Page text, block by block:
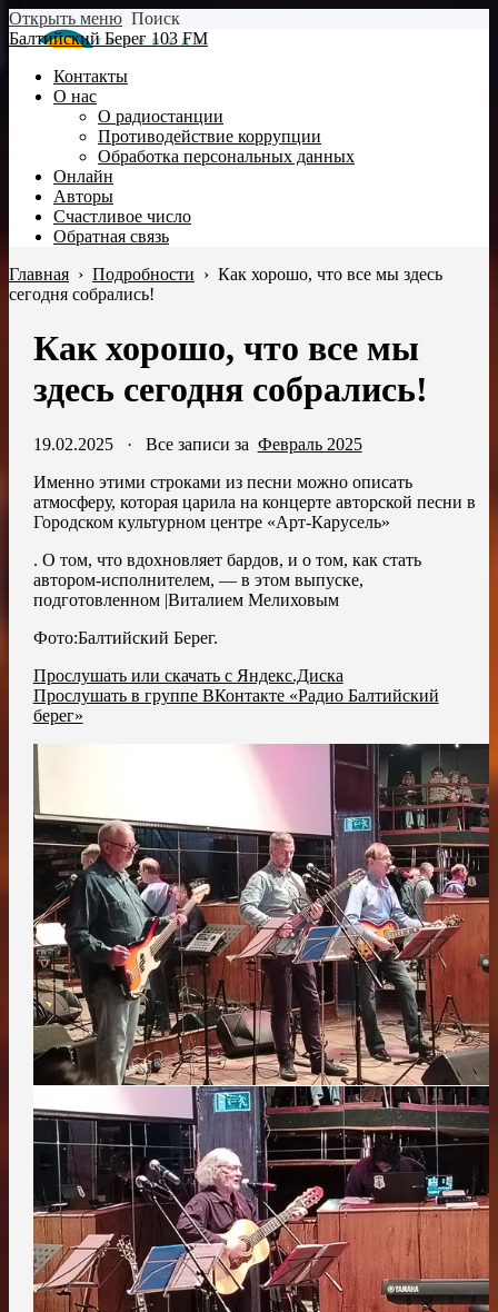
Открыть меню Поиск
Балтийский Берег 103 FM
Контакты
О нас
О радиостанции
Противодействие коррупции
Обработка персональных данных
Онлайн
Авторы
Счастливое число
Обратная связь
Главная › Подробности › Как хорошо, что все мы здесь
сегодня собрались!
Как хорошо, что все мы
здесь сегодня собрались!
19.02.2025· Все записи за Февраль 2025
Именно этими строками из песни можно описать
атмосферу, которая царила на концерте авторской песни в
Городском культурном центре «Арт-Карусель»
. О том, что вдохновляет бардов, и о том, как стать
автором-исполнителем, — в этом выпуске,
подготовленном |Виталием Мелиховым
Фото:Балтийский Берег.
Прослушать или скачать с Яндекс.Диска
Прослушать в группе ВКонтакте «Радио Балтийский
берег»